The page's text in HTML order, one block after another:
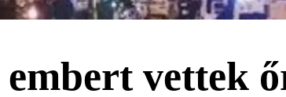
vettek